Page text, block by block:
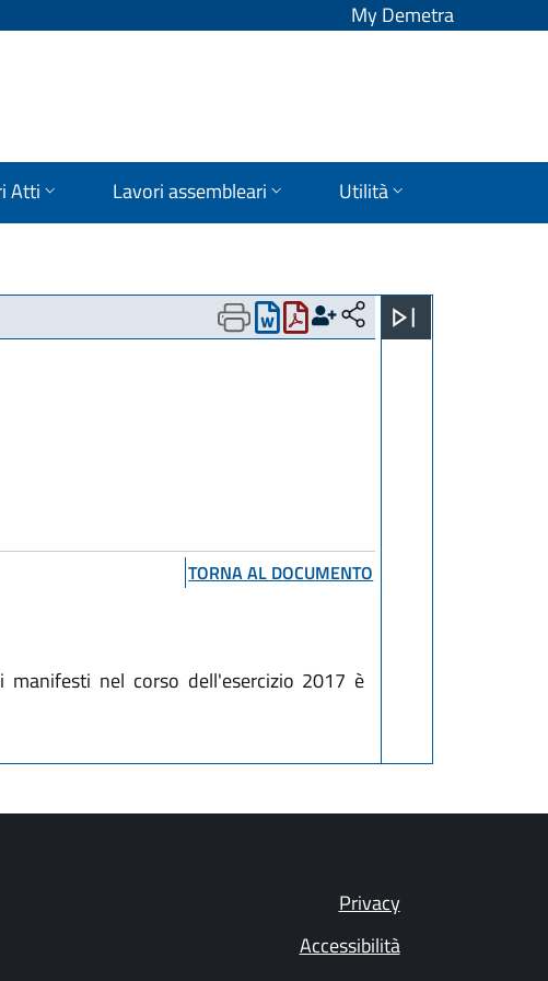
My Demetra
Atti Lavori assembleari Utilità
TORNA AL DOCUMENTO
nel corso dell'esercizio 2017 è
Privacy
Accessibilità